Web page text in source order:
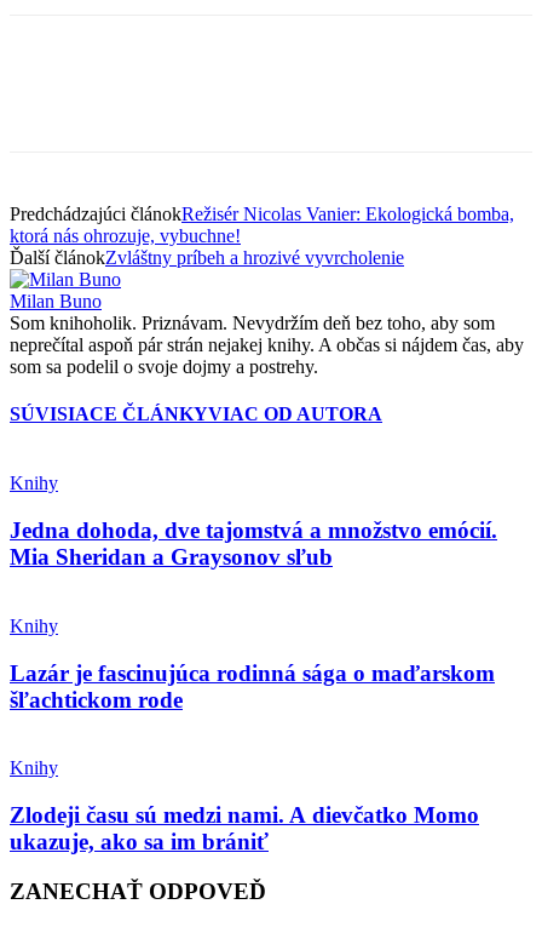
Predchádzajúci článokRežisér Nicolas Vanier: Ekologická bomba,
ktorá nás ohrozuje, vybuchne!
Ďalší článokZvláštny príbeh a hrozivé vyvrcholenie
Milan Buno
Som knihoholik. Priznávam. Nevydržím deň bez toho, aby som
neprečítal aspoň pár strán nejakej knihy. A občas si nájdem čas, aby
som sa podelil o svoje dojmy a postrehy.
SÚVISIACE ČLÁNKYVIAC OD AUTORA
Knihy
Jedna dohoda, dve tajomstvá a množstvo emócií.
Mia Sheridan a Graysonov sľub
Knihy
Lazár je fascinujúca rodinná sága o maďarskom
šľachtickom rode
Knihy
Zlodeji času sú medzi nami. A dievčatko Momo
ukazuje, ako sa im brániť
ZANECHAŤ ODPOVEĎ